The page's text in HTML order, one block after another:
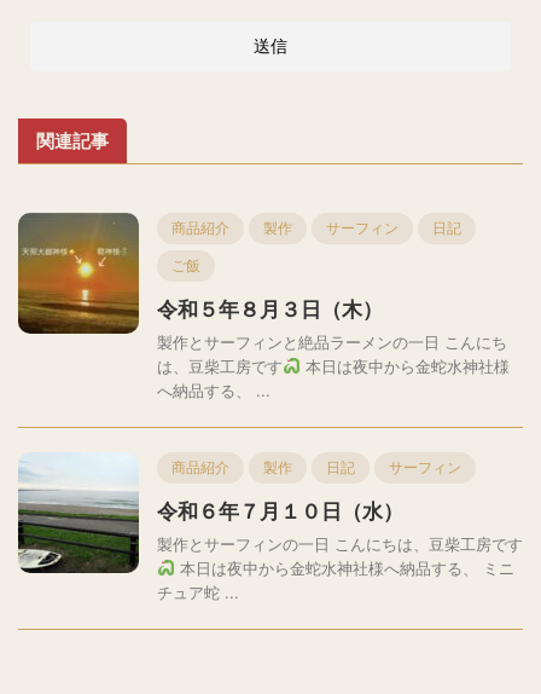
関連記事
商品紹介 製作 サーフィン 日記
ご飯
令和５年８月３日（木）
製作とサーフィンと絶品ラーメンの一日 こんにち
は、豆柴工房です
本日は夜中から金蛇水神社様
へ納品する、 ...
商品紹介 製作 日記 サーフィン
令和６年７月１０日（水）
製作とサーフィンの一日 こんにちは、豆柴工房です
本日は夜中から金蛇水神社様へ納品する、 ミニ
チュア蛇 ...